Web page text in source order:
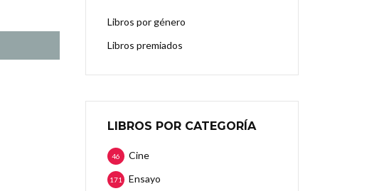
Libros por género
Libros premiados
LIBROS POR CATEGORÍA
Cine
46
Ensayo
171